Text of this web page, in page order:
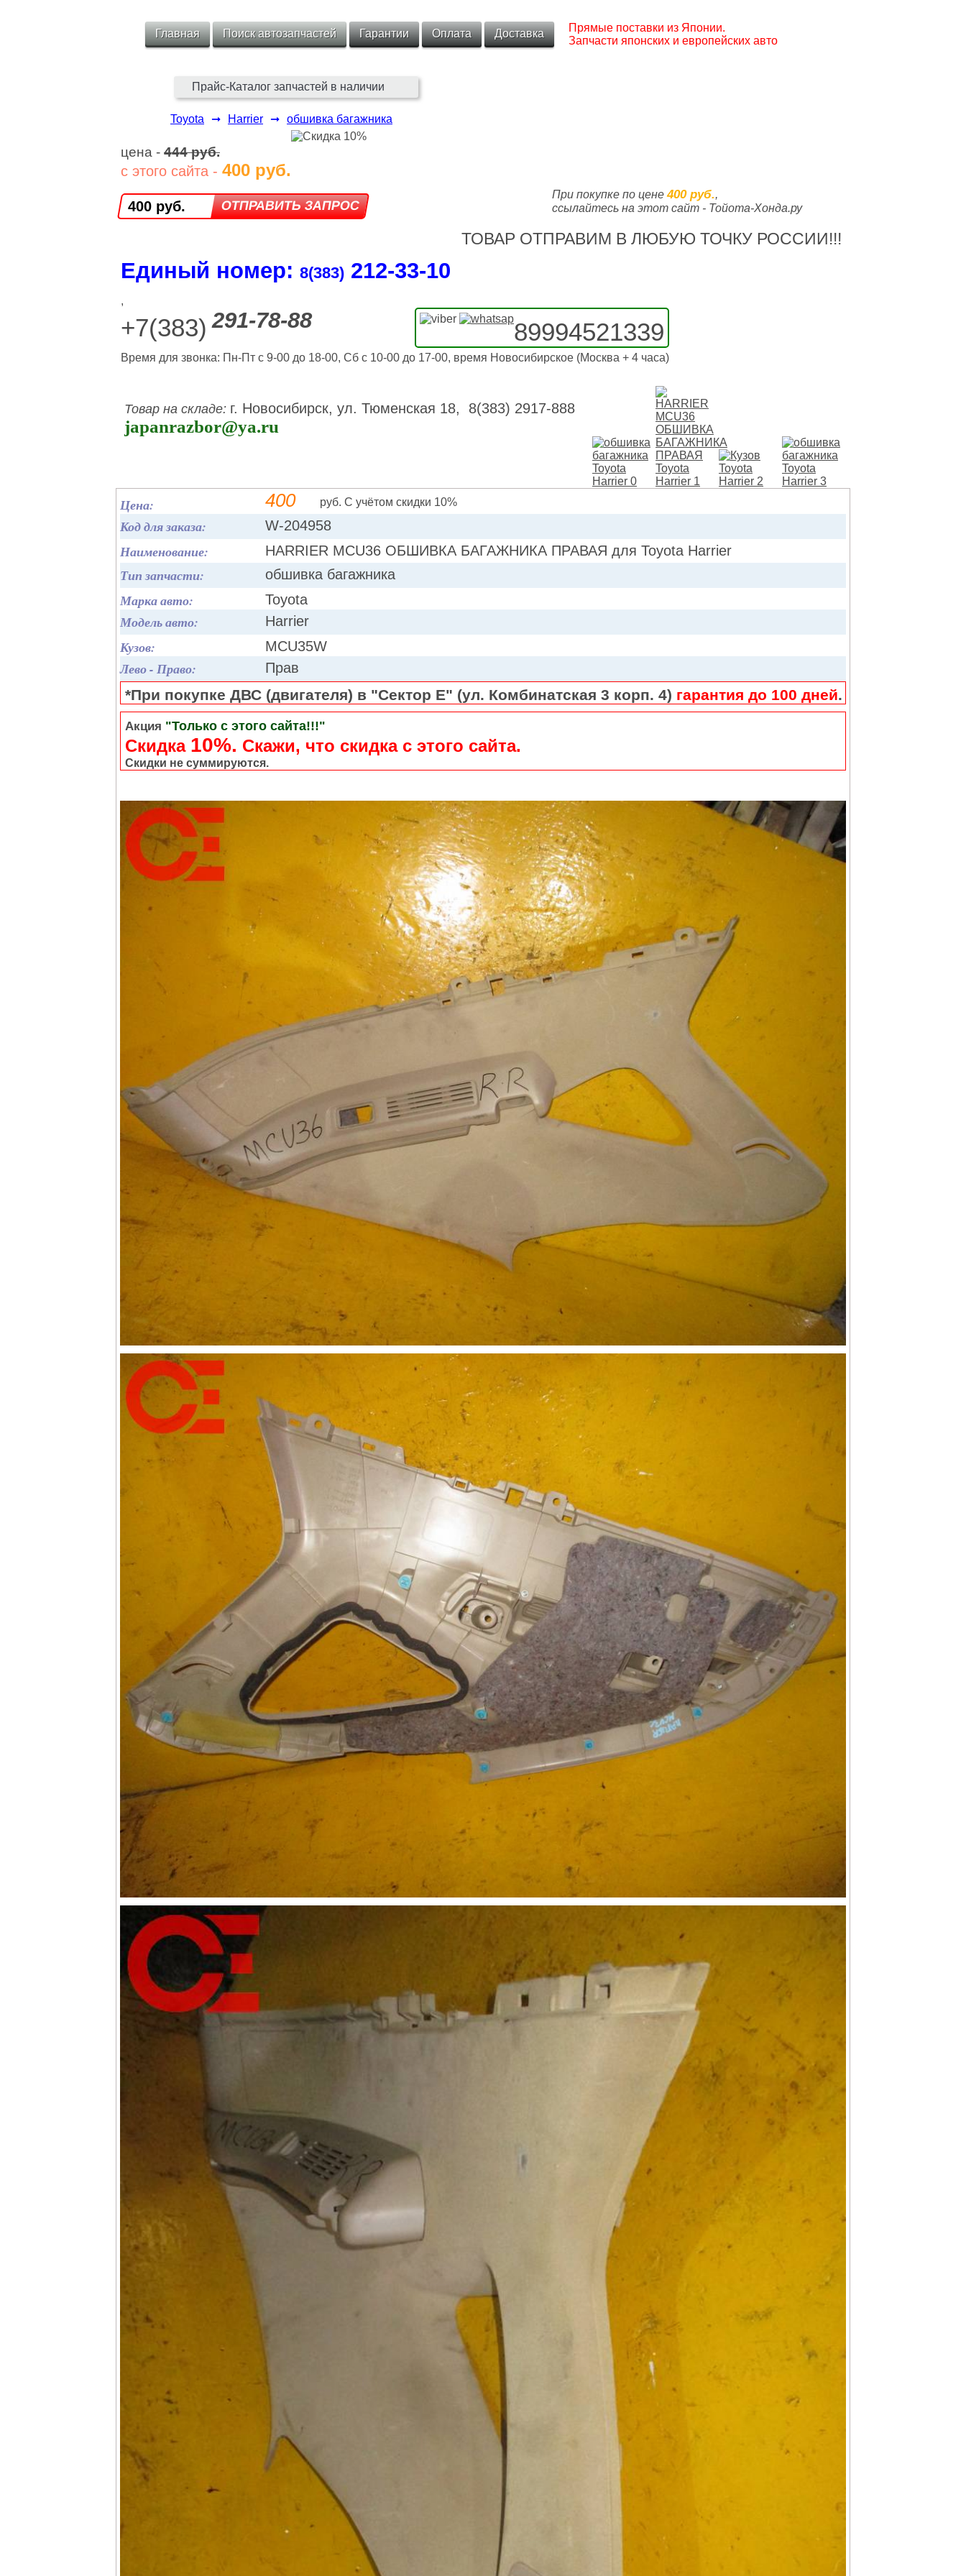
Главная Поиск автозапчастей Гарантии Оплата Доставка
Прямые поставки из Японии.
Запчасти японских и европейских авто
Прайс-Каталог запчастей в наличии
Toyota ➞ Harrier ➞ обшивка багажника
цена - 444 руб.
с этого сайта - 400 руб.
400 руб.
При покупке по цене400 руб.,
ссылайтесь на этот сайт - Тойота-Хонда.ру
ТОВАР ОТПРАВИМ В ЛЮБУЮ ТОЧКУ РОССИИ!!!
Единый номер: 8(383) 212‑33‑10
,
+7(383) 291-78-88 89994521339
Время для звонка: Пн-Пт с 9-00 до 18-00, Сб с 10-00 до 17-00, время Новосибирское (Москва + 4 часа)
Товар на складе: г. Новосибирск, ул. Тюменская 18, 8(383) 2917-888
japanrazbor@ya.ru
Цена: 400 руб. С учётом скидки 10%
Код для заказа: W-204958
Наименование: HARRIER MCU36 ОБШИВКА БАГАЖНИКА ПРАВАЯ для Toyota Harrier
Тип запчасти: обшивка багажника
Марка авто: Toyota
Модель авто: Harrier
Кузов: MCU35W
Лево - Право: Прав
*При покупке ДВС (двигателя) в "Сектор Е" (ул. Комбинатская 3 корп. 4) гарантия до 100 дней.
Акция "Только с этого сайта!!!"
Скидка 10%. Cкажи, что скидка с этого сайта.
Скидки не суммируются.